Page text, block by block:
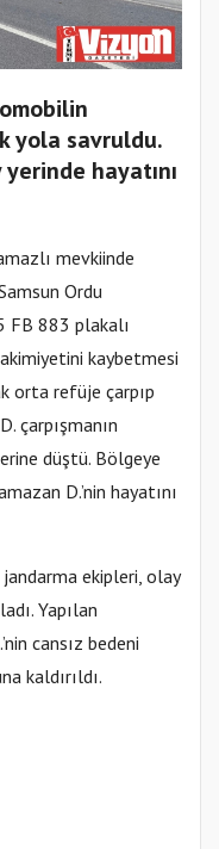
yola savruldu.
hayatını
mevkiinde
Ordu
FB 883 plakalı
kaybetmesi
orta refüje çarpıp
çarpışmanın
düştü. Bölgeye
D.’nin hayatını
ekipleri, olay
Yapılan
cansız bedeni
kaldırıldı.